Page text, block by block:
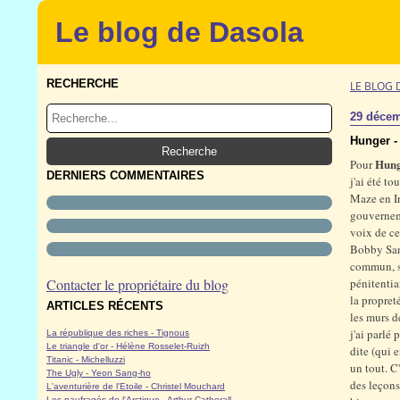
Le blog de Dasola
RECHERCHE
DERNIERS COMMENTAIRES
Contacter le propriétaire du blog
ARTICLES RÉCENTS
La république des riches - Tignous
Le triangle d'or - Hélène Rosselet-Ruizh
Titanic - Michelluzzi
The Ugly - Yeon Sang-ho
L'aventurière de l'Etoile - Christel Mouchard
LE BLOG
29
Hunger
Pour
j'ai été
Maze en
voix de
Bobby
commun,
la
les murs
j'ai parlé
dite (qui
un tout.
des